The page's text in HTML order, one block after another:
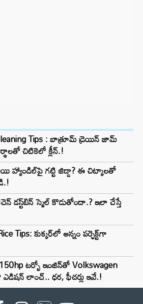
Tips : బాత్రూమ్ డ్రెయిన్ జామ్
చిటికెలో క్లీన్.!
హ్యాండిల్‌పై గట్టి జిడ్డా? ఈ చిట్కాలతో
డస్ట్‌బిన్ స్మెల్ కొడుతోందా.? ఇలా చేస్తే
Tips: కుక్కర్‌లో అన్నం పర్ఫెక్ట్‌గా
టర్బో ఇంజిన్‌తో Volkswagen
లాంచ్.. ధర, ఫీచర్లు ఇవే.!